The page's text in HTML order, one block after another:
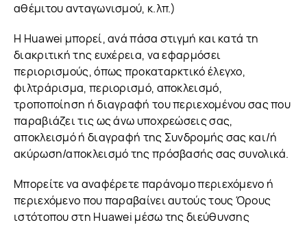
αθέμιτου ανταγωνισμού, κ.λπ.)
Η Huawei μπορεί, ανά πάσα στιγμή και κατά τη
διακριτική της ευχέρεια, να εφαρμόσει
περιορισμούς, όπως προκαταρκτικό έλεγχο,
φιλτράρισμα, περιορισμό, αποκλεισμό,
τροποποίηση ή διαγραφή του περιεχομένου σας που
παραβιάζει τις ως άνω υποχρεώσεις σας,
αποκλεισμό ή διαγραφή της Συνδρομής σας και/ή
ακύρωση/αποκλεισμό της πρόσβασής σας συνολικά.
Μπορείτε να αναφέρετε παράνομο περιεχόμενο ή
περιεχόμενο που παραβαίνει αυτούς τους Όρους
ιστότοπου στη Huawei μέσω της διεύθυνσης